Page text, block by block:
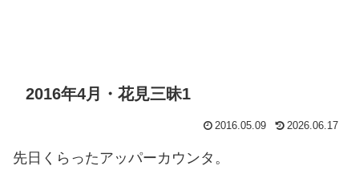
2016年4月・花見三昧1
2016.05.09 2026.06.17
先日くらったアッパーカウンタ。